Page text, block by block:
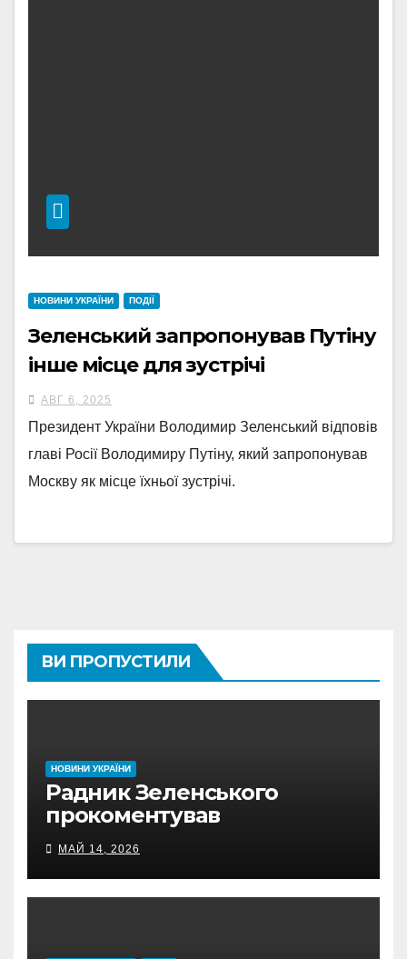
НОВИНИ УКРАЇНИ ПОДІЇ
Зеленський запропонував Путіну
інше місце для зустрічі
АВГ 6, 2025
Президент України Володимир Зеленський відповів
главі Росії Володимиру Путіну, який запропонував
Москву як місце їхньої зустрічі.
ВИ ПРОПУСТИЛИ
НОВИНИ УКРАЇНИ
Радник Зеленського
прокоментував
консультації Єрмака у
ворожки
МАЙ 14, 2026